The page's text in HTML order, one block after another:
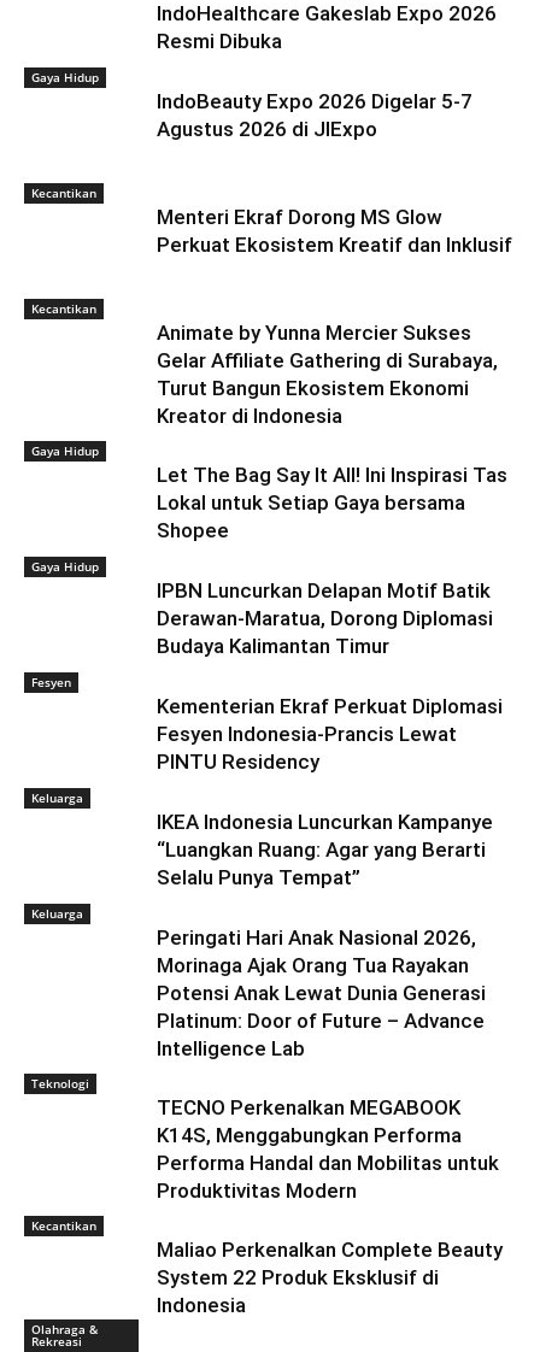
IndoHealthcare Gakeslab Expo 2026
Resmi Dibuka
Gaya Hidup
IndoBeauty Expo 2026 Digelar 5-7
Agustus 2026 di JIExpo
Kecantikan
Menteri Ekraf Dorong MS Glow
Perkuat Ekosistem Kreatif dan Inklusif
Kecantikan
Animate by Yunna Mercier Sukses
Gelar Affiliate Gathering di Surabaya,
Turut Bangun Ekosistem Ekonomi
Kreator di Indonesia
Gaya Hidup
Let The Bag Say It All! Ini Inspirasi Tas
Lokal untuk Setiap Gaya bersama
Shopee
Gaya Hidup
IPBN Luncurkan Delapan Motif Batik
Derawan-Maratua, Dorong Diplomasi
Budaya Kalimantan Timur
Fesyen
Kementerian Ekraf Perkuat Diplomasi
Fesyen Indonesia-Prancis Lewat
PINTU Residency
Keluarga
IKEA Indonesia Luncurkan Kampanye
“Luangkan Ruang: Agar yang Berarti
Selalu Punya Tempat”
Keluarga
Peringati Hari Anak Nasional 2026,
Morinaga Ajak Orang Tua Rayakan
Potensi Anak Lewat Dunia Generasi
Platinum: Door of Future – Advance
Intelligence Lab
Teknologi
TECNO Perkenalkan MEGABOOK
K14S, Menggabungkan Performa
Performa Handal dan Mobilitas untuk
Produktivitas Modern
Kecantikan
Maliao Perkenalkan Complete Beauty
System 22 Produk Eksklusif di
Indonesia
Olahraga &
Rekreasi